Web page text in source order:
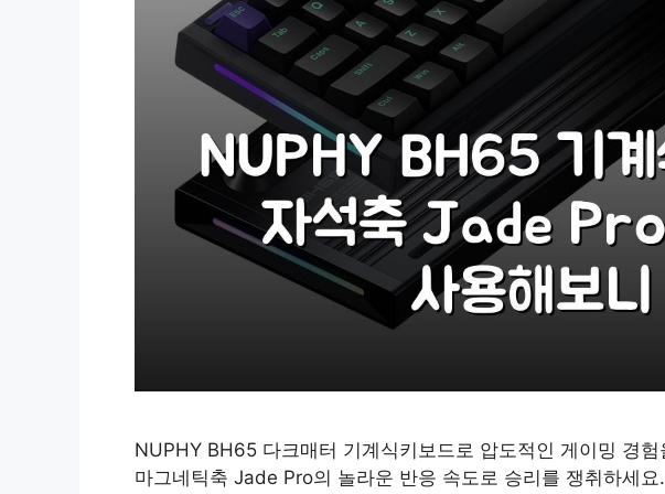
NUPHY BH65 다크매터 기계식키보드로 압도적인 게이밍 경
마그네틱축 Jade Pro의 놀라운 반응 속도로 승리를 쟁취하세요.